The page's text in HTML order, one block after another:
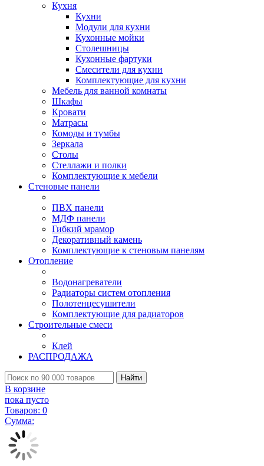
Кухня
Кухни
Модули для кухни
Кухонные мойки
Столешницы
Кухонные фартуки
Смесители для кухни
Комплектующие для кухни
Мебель для ванной комнаты
Шкафы
Кровати
Матрасы
Комоды и тумбы
Зеркала
Столы
Стеллажи и полки
Комплектующие к мебели
Стеновые панели
ПВХ панели
МДФ панели
Гибкий мрамор
Декоративный камень
Комплектующие к стеновым панелям
Отопление
Водонагреватели
Радиаторы систем отопления
Полотенцесушители
Комплектующие для радиаторов
Строительные смеси
Клей
РАСПРОДАЖА
Найти
В корзине
пока пусто
Товаров: 0
Сумма: